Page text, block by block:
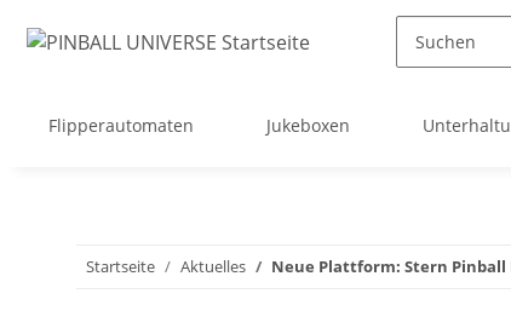
Flipperautomaten Jukeboxen
Startseite Aktuelles Neue Plattform: Stern Pinball